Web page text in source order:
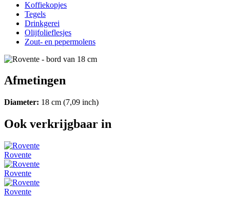
Koffiekopjes
Tegels
Drinkgerei
Olijfolieflesjes
Zout- en pepermolens
Afmetingen
Diameter: 18 cm (7,09 inch)
Ook verkrijgbaar in
Rovente
Rovente
Rovente